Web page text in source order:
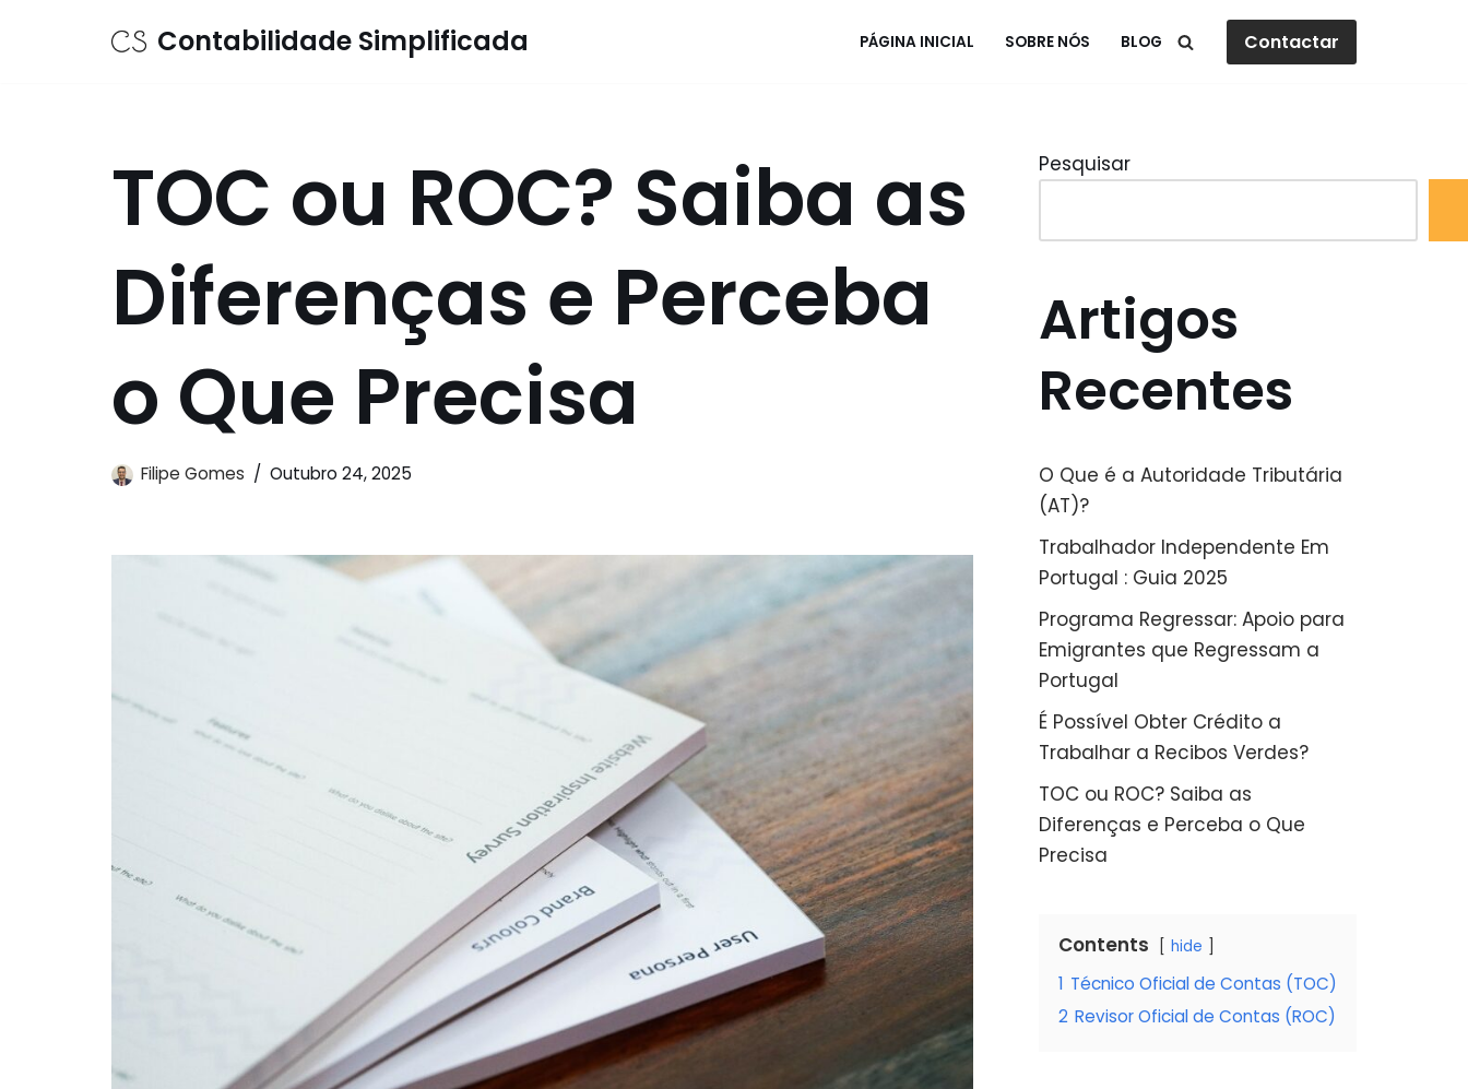
Contabilidade Simplificada PÁGINA INICIAL SOBRE NÓS BLOG Contactar
TOC ou ROC? Saiba as
Diferenças e Perceba
o Que Precisa
Filipe Gomes Outubro 24, 2025
Pesquisar
Artigos
Recentes
O Que é a Autoridade Tributária
(AT)?
Trabalhador Independente Em
Portugal : Guia 2025
Programa Regressar: Apoio para
Emigrantes que Regressam a
Portugal
É Possível Obter Crédito a
Trabalhar a Recibos Verdes?
TOC ou ROC? Saiba as
Diferenças e Perceba o Que
Precisa
Contents hide
1 Técnico Oficial de Contas (TOC)
2 Revisor Oficial de Contas (ROC)